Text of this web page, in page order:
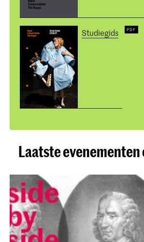
Studiegids
Laatste evenementen